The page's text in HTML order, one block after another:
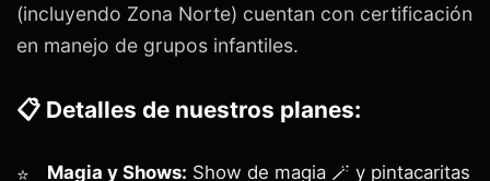
(incluyendo Zona Norte) cuentan con certificación
en manejo de grupos infantiles.
📋 Detalles de nuestros planes:
Magia y Shows: Show de magia 🪄 y pintacaritas